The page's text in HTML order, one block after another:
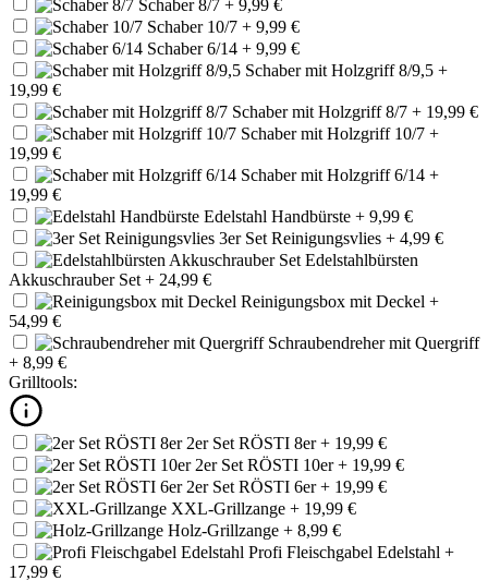
Schaber 8/7 + 9,99 €
Schaber 10/7 + 9,99 €
Schaber 6/14 + 9,99 €
Schaber mit Holzgriff 8/9,5 +
19,99 €
Schaber mit Holzgriff 8/7 + 19,99 €
Schaber mit Holzgriff 10/7 +
19,99 €
Schaber mit Holzgriff 6/14 +
19,99 €
Edelstahl Handbürste + 9,99 €
3er Set Reinigungsvlies + 4,99 €
Edelstahlbürsten
Akkuschrauber Set + 24,99 €
Reinigungsbox mit Deckel +
54,99 €
Schraubendreher mit Quergriff
+ 8,99 €
Grilltools:
2er Set RÖSTI 8er+ 19,99 €
2er Set RÖSTI 10er+ 19,99 €
2er Set RÖSTI 6er+ 19,99 €
XXL-Grillzange + 19,99 €
Holz-Grillzange + 8,99 €
Profi Fleischgabel Edelstahl +
17,99 €